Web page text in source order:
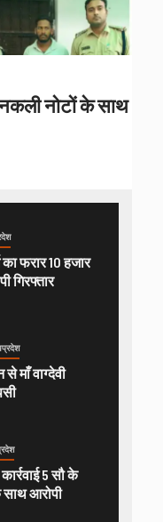
नकली नोटों के साथ
फरार 10 हजार
गिरफ्तार
माँ वाग्देवी
5 सौ के
आरोपी